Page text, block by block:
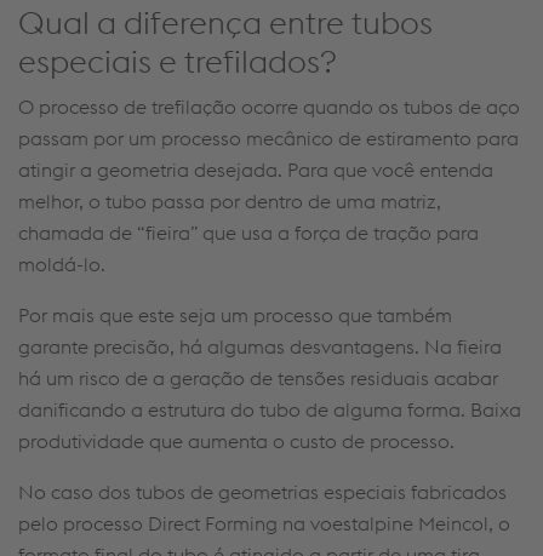
Qual a diferença entre tubos
especiais e trefilados?
O processo de trefilação ocorre quando os tubos de aço
passam por um processo mecânico de estiramento para
atingir a geometria desejada. Para que você entenda
melhor, o tubo passa por dentro de uma matriz,
chamada de “fieira” que usa a força de tração para
moldá-lo.
Por mais que este seja um processo que também
garante precisão, há algumas desvantagens. Na fieira
há um risco de a geração de tensões residuais acabar
danificando a estrutura do tubo de alguma forma. Baixa
produtividade que aumenta o custo de processo.
No caso dos tubos de geometrias especiais fabricados
pelo processo Direct Forming na voestalpine Meincol, o